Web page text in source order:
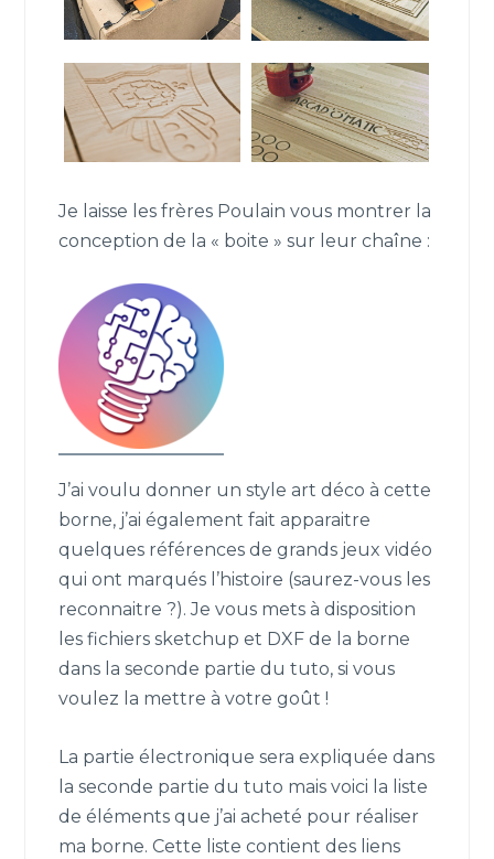
Je laisse les frères Poulain vous montrer la
conception de la « boite » sur leur chaîne :
J’ai voulu donner un style art déco à cette
borne, j’ai également fait apparaitre
quelques références de grands jeux vidéo
qui ont marqués l’histoire (saurez-vous les
reconnaitre ?). Je vous mets à disposition
les fichiers sketchup et DXF de la borne
dans la seconde partie du tuto, si vous
voulez la mettre à votre goût !
La partie électronique sera expliquée dans
la seconde partie du tuto mais voici la liste
de éléments que j’ai acheté pour réaliser
ma borne. Cette liste contient des liens